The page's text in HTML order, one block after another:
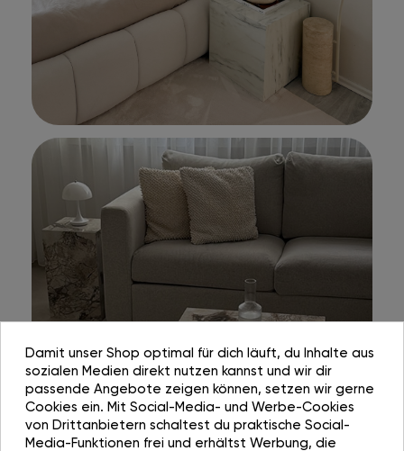
Damit unser Shop optimal für dich läuft, du Inhalte aus
sozialen Medien direkt nutzen kannst und wir dir
passende Angebote zeigen können, setzen wir gerne
Cookies ein. Mit Social-Media- und Werbe-Cookies
von Drittanbietern schaltest du praktische Social-
Media-Funktionen frei und erhältst Werbung, die